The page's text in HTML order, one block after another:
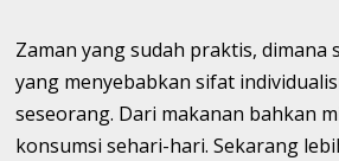
Zaman yang sudah praktis, dimana
yang menyebabkan sifat
seseorang. Dari makanan bahkan
konsumsi sehari-hari. Sekarang